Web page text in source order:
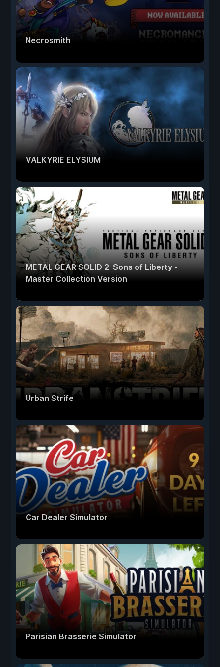
Necrosmith
VALKYRIE ELYSIUM
METAL GEAR SOLID 2: Sons of Liberty -
Master Collection Version
Urban Strife
Car Dealer Simulator
Parisian Brasserie Simulator